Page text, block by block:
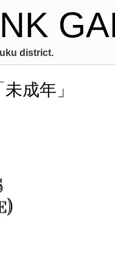
district.
成年」